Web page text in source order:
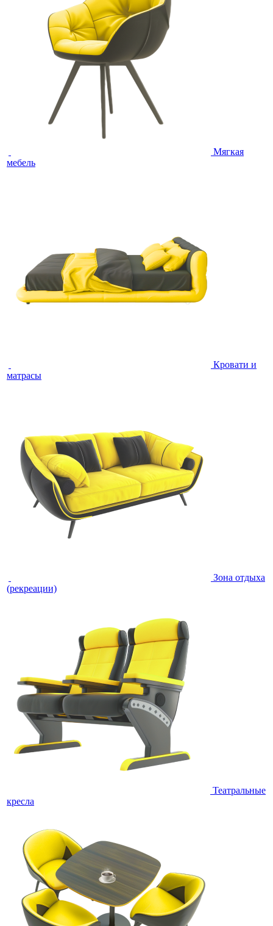
Мягкая
мебель
Кровати и
матрасы
Зона отдыха
(рекреации)
Театральные
кресла